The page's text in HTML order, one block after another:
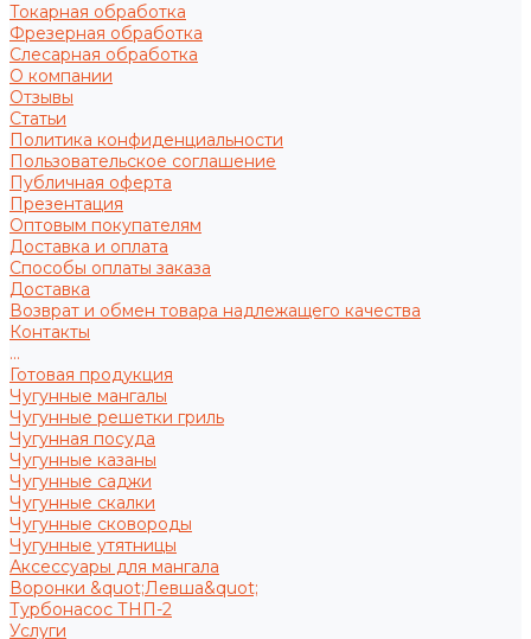
Токарная обработка
Фрезерная обработка
Слесарная обработка
О компании
Отзывы
Статьи
Политика конфиденциальности
Пользовательское соглашение
Публичная оферта
Презентация
Оптовым покупателям
Доставка и оплата
Способы оплаты заказа
Доставка
Возврат и обмен товара надлежащего качества
Контакты
...
Готовая продукция
Чугунные мангалы
Чугунные решетки гриль
Чугунная посуда
Чугунные казаны
Чугунные саджи
Чугунные скалки
Чугунные сковороды
Чугунные утятницы
Аксессуары для мангала
Воронки &quot;Левша&quot;
Турбонасос ТНП-2
Услуги